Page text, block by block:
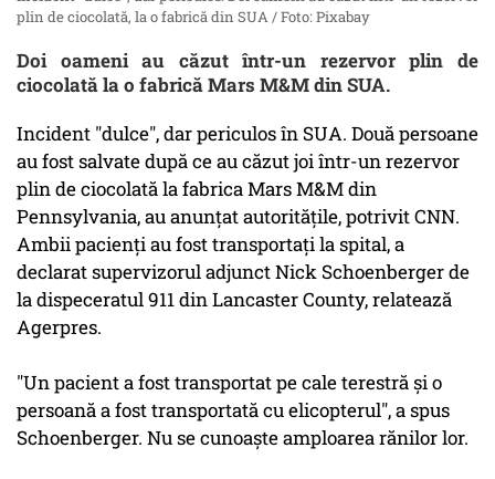
plin de ciocolată, la o fabrică din SUA / Foto: Pixabay
Doi oameni au căzut într-un rezervor plin de
ciocolată la o fabrică Mars M&M din SUA.
Incident "dulce", dar periculos în SUA. Două persoane
au fost salvate după ce au căzut joi într-un rezervor
plin de ciocolată la fabrica Mars M&M din
Pennsylvania, au anunțat autoritățile, potrivit CNN.
Ambii pacienți au fost transportați la spital, a
declarat supervizorul adjunct Nick Schoenberger de
la dispeceratul 911 din Lancaster County, relatează
Agerpres.
"Un pacient a fost transportat pe cale terestră și o
persoană a fost transportată cu elicopterul", a spus
Schoenberger. Nu se cunoaște amploarea rănilor lor.